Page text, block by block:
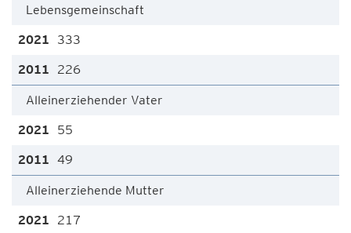
Lebensgemeinschaft
333
226
Alleinerziehender Vater
55
49
Alleinerziehende Mutter
217